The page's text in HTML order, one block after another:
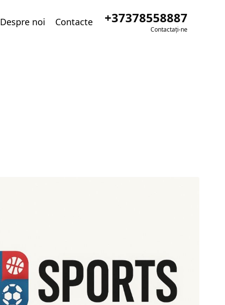
Despre noi Contacte +37378558887
Contactați-ne